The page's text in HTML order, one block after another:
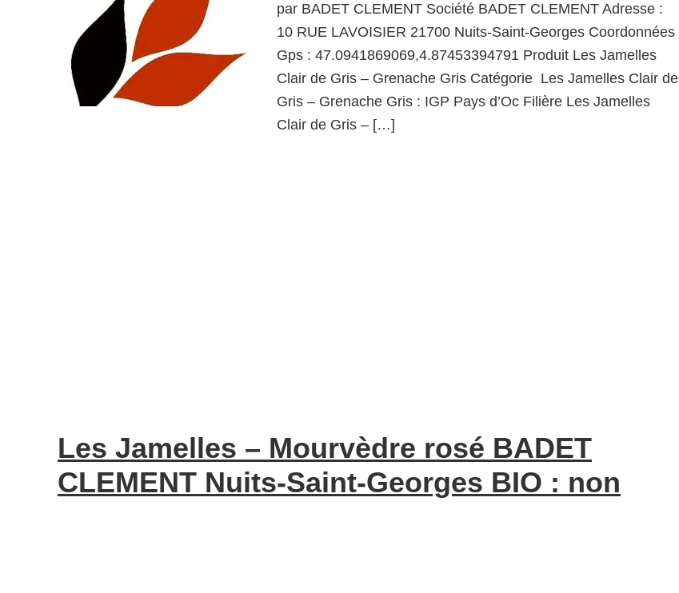
par BADET CLEMENT Société BADET CLEMENT Adresse :
10 RUE LAVOISIER 21700 Nuits-Saint-Georges Coordonnées
Gps : 47.0941869069,4.87453394791 Produit Les Jamelles
Clair de Gris – Grenache Gris Catégorie Les Jamelles Clair de
Gris – Grenache Gris : IGP Pays d’Oc Filière Les Jamelles
Clair de Gris – […]
Les Jamelles – Mourvèdre rosé BADET
CLEMENT Nuits-Saint-Georges BIO : non